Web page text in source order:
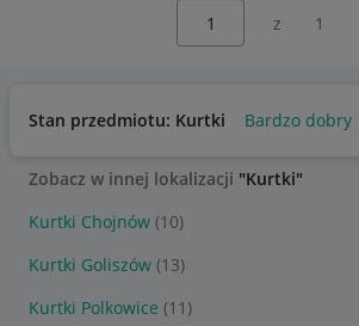
z 1
Stan przedmiotu: Kurtki Bardzo dobry
Zobacz w innej lokalizacji "Kurtki"
Kurtki Chojnów (10)
Kurtki Goliszów (13)
Kurtki Polkowice (11)